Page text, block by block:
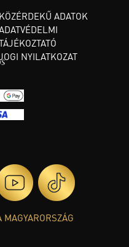
KÖZÉRDEKŰ ADATOK
NYILATKOZAT